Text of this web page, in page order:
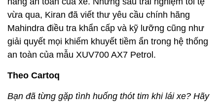
vừa qua, Kiran đã viết thư yêu cầu chính hãng
Mahindra điều tra khẩn cấp và kỹ lưỡng cũng như
giải quyết mọi khiếm khuyết tiềm ẩn trong hệ thống
an toàn của mẫu XUV700 AX7 Petrol.
Theo Cartoq
Bạn đã từng gặp tình huống thót tim khi lái xe? Hãy